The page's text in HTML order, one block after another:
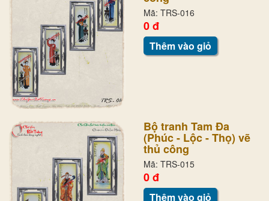
Mã: TRS-016
0 đ
Thêm vào giỏ
Bộ tranh Tam Đa
(Phúc - Lộc - Thọ) vẽ
thủ công
Mã: TRS-015
0 đ
Thêm vào giỏ